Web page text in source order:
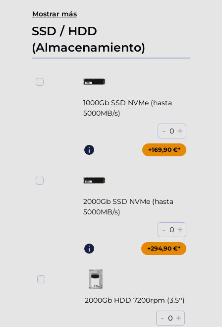
Mostrar más
SSD / HDD
(Almacenamiento)
1000Gb SSD NVMe (hasta
5000MB/s)
- 0 +
+169,90 €*
2000Gb SSD NVMe (hasta
5000MB/s)
- 0 +
+294,90 €*
2000Gb HDD 7200rpm (3.5'')
- 0 +